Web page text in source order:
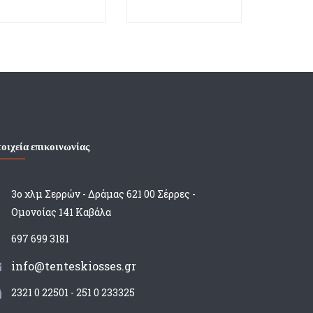
επικοινωνίας
3ο χλμ Σερρών - Δράμας 621 00 Σέρρες -
Ομονοίας 141 Καβάλα
697 699 3181
info@tenteskiosses.gr
2321 0 22501 - 251 0 233325